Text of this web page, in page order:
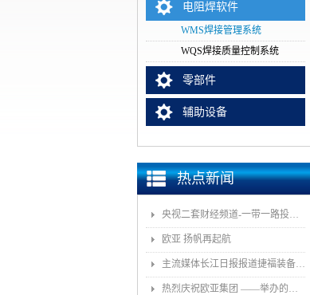
电阻焊软件
WMS焊接管理系统
WQS焊接质量控制系统
零部件
辅助设备
热点新闻
央视二套财经频道-一带一路投资指南报道我司董事长和捷福装备（武汉）股份有限公司
欧亚 扬帆再起航
主流媒体长江日报报道捷福装备（武汉）有限公司上央视2套财经栏目“一带一路栏目”
热烈庆祝欧亚集团 ——举办的《汽车白车身智能制造技术论坛》顺利召开